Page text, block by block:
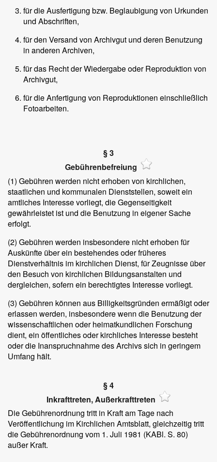
für die Ausfertigung bzw. Beglaubigung von Urkunden
und Abschriften,
für den Versand von Archivgut und deren Benutzung
in anderen Archiven,
für das Recht der Wiedergabe oder Reproduktion von
Archivgut,
für die Anfertigung von Reproduktionen einschließlich
Fotoarbeiten.
§ 3
Gebührenbefreiung
(1) Gebühren werden nicht erhoben von kirchlichen,
staatlichen und kommunalen Dienststellen, soweit ein
amtliches Interesse vorliegt, die Gegenseitigkeit
gewährleistet ist und die Benutzung in eigener Sache
erfolgt.
(2) Gebühren werden insbesondere nicht erhoben für
Auskünfte über ein bestehendes oder früheres
Dienstverhältnis im kirchlichen Dienst, für Zeugnisse über
den Besuch von kirchlichen Bildungsanstalten und
dergleichen, sofern ein berechtigtes Interesse vorliegt.
(3) Gebühren können aus Billigkeitsgründen ermäßigt oder
erlassen werden, insbesondere wenn die Benutzung der
wissenschaftlichen oder heimatkundlichen Forschung
dient, ein öffentliches oder kirchliches Interesse besteht
oder die Inanspruchnahme des Archivs sich in geringem
Umfang hält.
§ 4
Inkrafttreten, Außerkrafttreten
Die Gebührenordnung tritt in Kraft am Tage nach
Veröffentlichung im Kirchlichen Amtsblatt, gleichzeitig tritt
die Gebührenordnung vom 1. Juli 1981 (KABl. S. 80)
außer Kraft.